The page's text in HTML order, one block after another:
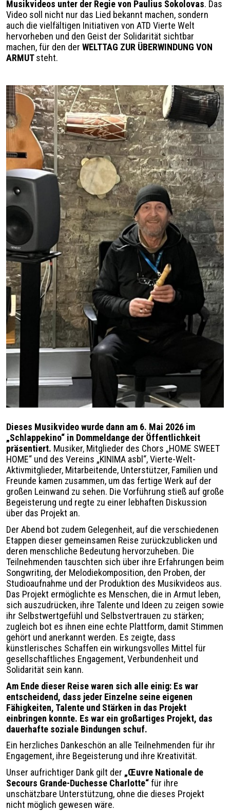
Musikvideos unter der Regie von Paulius Sokolovas. Das
Video soll nicht nur das Lied bekannt machen, sondern
auch die vielfältigen Initiativen von ATD Vierte Welt
hervorheben und den Geist der Solidarität sichtbar
machen, für den der WELTTAG ZUR ÜBERWINDUNG VON
ARMUTsteht.
Image
Légende
Dieses Musikvideo wurde dann am 6. Mai 2026 im
„Schlappekino“ in Dommeldange der Öffentlichkeit
präsentiert. Musiker, Mitglieder des Chors „HOME SWEET
HOME“ und des Vereins „KINIMA asbl“, Vierte-Welt-
Aktivmitglieder, Mitarbeitende, Unterstützer, Familien und
Freunde kamen zusammen, um das fertige Werk auf der
großen Leinwand zu sehen. Die Vorführung stieß auf große
Begeisterung und regte zu einer lebhaften Diskussion
über das Projekt an.
Der Abend bot zudem Gelegenheit, auf die verschiedenen
Etappen dieser gemeinsamen Reise zurückzublicken und
deren menschliche Bedeutung hervorzuheben. Die
Teilnehmenden tauschten sich über ihre Erfahrungen beim
Songwriting, der Melodiekomposition, den Proben, der
Studioaufnahme und der Produktion des Musikvideos aus.
Das Projekt ermöglichte es Menschen, die in Armut leben,
sich auszudrücken, ihre Talente und Ideen zu zeigen sowie
ihr Selbstwertgefühl und Selbstvertrauen zu stärken;
zugleich bot es ihnen eine echte Plattform, damit Stimmen
gehört und anerkannt werden. Es zeigte, dass
künstlerisches Schaffen ein wirkungsvolles Mittel für
gesellschaftliches Engagement, Verbundenheit und
Solidarität sein kann.
Am Ende dieser Reise waren sich alle einig: Es war
entscheidend, dass jeder Einzelne seine eigenen
Fähigkeiten, Talente und Stärken in das Projekt
einbringen konnte. Es war ein großartiges Projekt, das
dauerhafte soziale Bindungen schuf.
Ein herzliches Dankeschön an alle Teilnehmenden für ihr
Engagement, ihre Begeisterung und ihre Kreativität.
Unser aufrichtiger Dank gilt der „Œuvre Nationale de
Secours Grande-Duchesse Charlotte“für ihre
unschätzbare Unterstützung, ohne die dieses Projekt
nicht möglich gewesen wäre.